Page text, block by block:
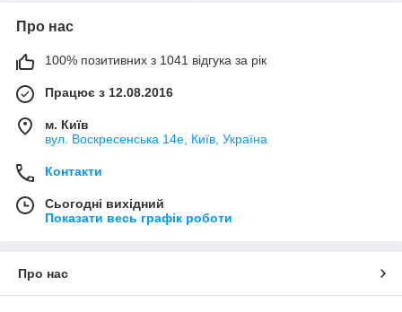
Про нас
100% позитивних з 1041 відгука за рік
Працює з 12.08.2016
м. Київ
вул. Воскресенська 14е, Київ, Україна
Контакти
Сьогодні вихідний
Показати весь графік роботи
Про нас